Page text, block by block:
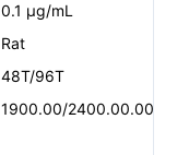
0.1 μg/mL
Rat
48T/96T
1900.00/2400.00.00